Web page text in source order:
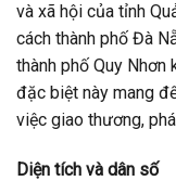
và xã hội của tỉnh
cách thành phố Đà
thành phố Quy
đặc biệt này mang
việc giao thương,
Diện tích và dân số